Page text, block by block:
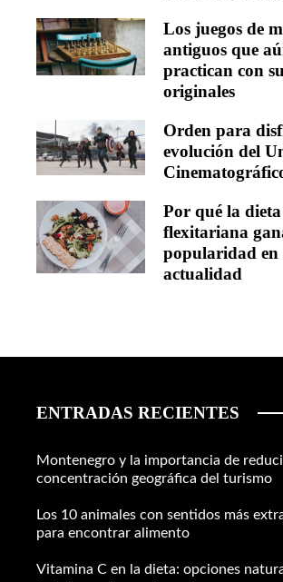
Los juegos de
antiguos que
practican con
originales
Orden para
evolución del
Por qué la dieta
flexitariana
popularidad en
actualidad
ENTRADAS RECIENTES
Montenegro y la importancia de
concentración geográfica del turismo
Los 10 animales con sentidos más
para encontrar alimento
Vitamina C en la dieta: opciones